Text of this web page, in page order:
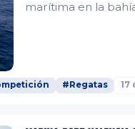
marítima en la
#Regatas 17